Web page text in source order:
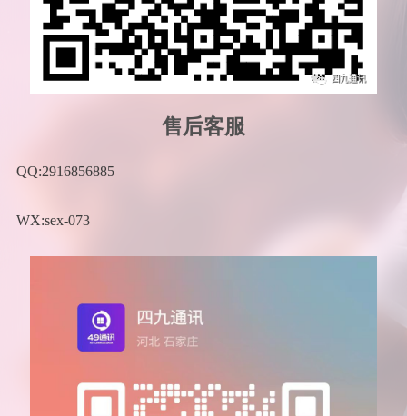
售后客服
QQ:2916856885
WX:sex-073